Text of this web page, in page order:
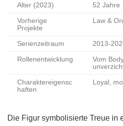
Alter (2023) 52 Jahre
Vorherige
Projekte
Law &
Serienzeitraum 2013-
Rollenentwicklung
Vom
Charaktereigensc
haften
Loyal,
Die Figur symbolisierte Treue in